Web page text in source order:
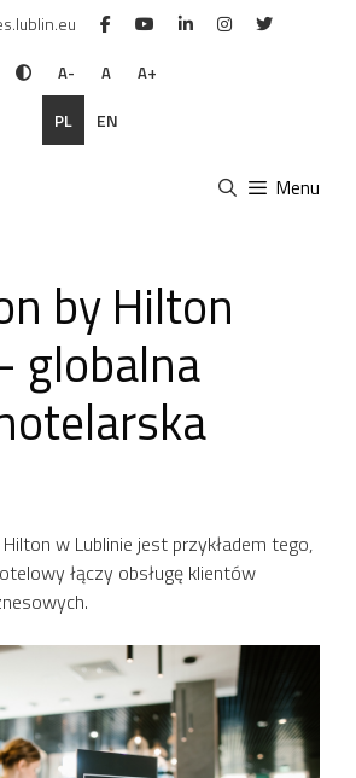
A- A A+
PL EN
Menu
by Hilton
globalna
w Lublinie jest przykładem tego,
łączy obsługę klientów